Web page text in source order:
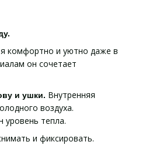
комфортно и уютно даже в
он сочетает
и ушки. Внутренняя
воздуха.
тепла.
и фиксировать.